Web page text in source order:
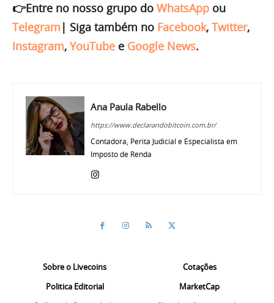
👉Entre no nosso grupo do WhatsApp ou
Telegram | Siga também no Facebook, Twitter,
Instagram, YouTube e Google News.
Ana Paula Rabello
https://www.declarandobitcoin.com.br/
Contadora, Perita Judicial e Especialista em
Imposto de Renda
Sobre o Livecoins
Politica Editorial
Cotações
MarketCap